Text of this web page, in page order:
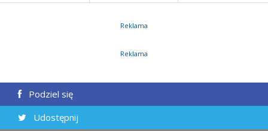
Reklama
Reklama
Podziel się
Udostępnij